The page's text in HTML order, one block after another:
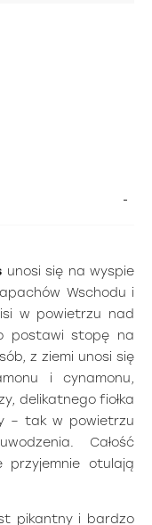
unosi się na wyspie
Wschodu i
w powietrzu nad
postawi stopę na
z ziemi unosi się
i cynamonu,
delikatnego fiołka
– tak w powietrzu
Całość
przyjemnie otulają
pikantny i bardzo